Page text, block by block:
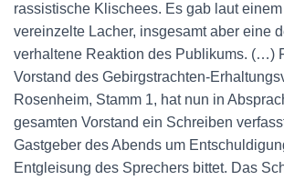
rassistische Klischees. Es gab laut
vereinzelte Lacher, insgesamt aber eine
verhaltene Reaktion des Publikums. (…)
Vorstand des Gebirgstrachten-
Rosenheim, Stamm 1, hat nun in
gesamten Vorstand ein Schreiben
Gastgeber des Abends um
Entgleisung des Sprechers bittet. Das